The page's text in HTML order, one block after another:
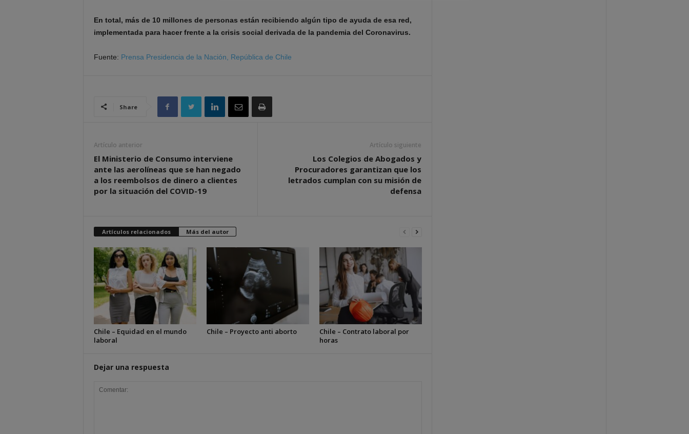
En total, más de 10 millones de personas están recibiendo algún tipo de ayuda de esa red,
implementada para hacer frente a la crisis social derivada de la pandemia del Coronavirus.
Fuente: Prensa Presidencia de la Nación, República de Chile
Share
Artículo anterior
El Ministerio de Consumo interviene
ante las aerolíneas que se han negado
a los reembolsos de dinero a clientes
por la situación del COVID-19
Artículo siguiente
Los Colegios de Abogados y
Procuradores garantizan que los
letrados cumplan con su misión de
defensa
Artículos relacionados Más del autor
Chile – Equidad en el mundo
laboral
Chile – Proyecto anti aborto
Chile – Contrato laboral por
horas
Dejar una respuesta